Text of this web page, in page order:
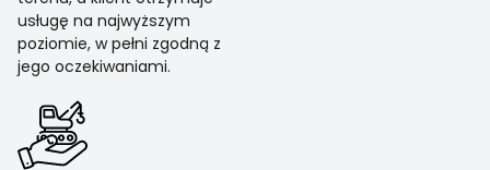
usługę na najwyższym
poziomie, w pełni zgodną z
jego oczekiwaniami.